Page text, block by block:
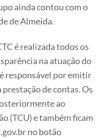
ainda contou com o
de Almeida.
é realizada todos os
na atuação do
responsável por emitir
de contas. Os
ao
(TCU) e também ficam
no botão